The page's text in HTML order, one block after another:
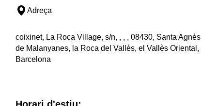
Adreça
coixinet, La Roca Village, s/n, , , , 08430, Santa Agnès
de Malanyanes, la Roca del Vallès, el Vallès Oriental,
Barcelona